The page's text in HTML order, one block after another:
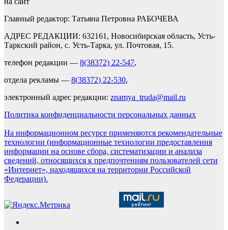
Главный редактор: Татьяна Петровна РАБОЧЕВА
АДРЕС РЕДАКЦИИ: 632161, Новосибирская область, Усть-
Таркский район, с. Усть-Тарка, ул. Почтовая, 15.
телефон редакции — 8(38372) 22-547,
отдела рекламы — 8(38372) 22-530,
электронный адрес редакции: znamya_truda@mail.ru
Политика конфиденциальности персональных данных
На информационном ресурсе применяются рекомендательные
технологии (информационные технологии предоставления
информации на основе сбора, систематизации и анализа
сведений, относящихся к предпочтениям пользователей сети
«Интернет», находящихся на территории Российской
Федерации).